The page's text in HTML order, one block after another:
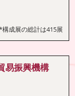
構成展の総計は415展
易振興機構